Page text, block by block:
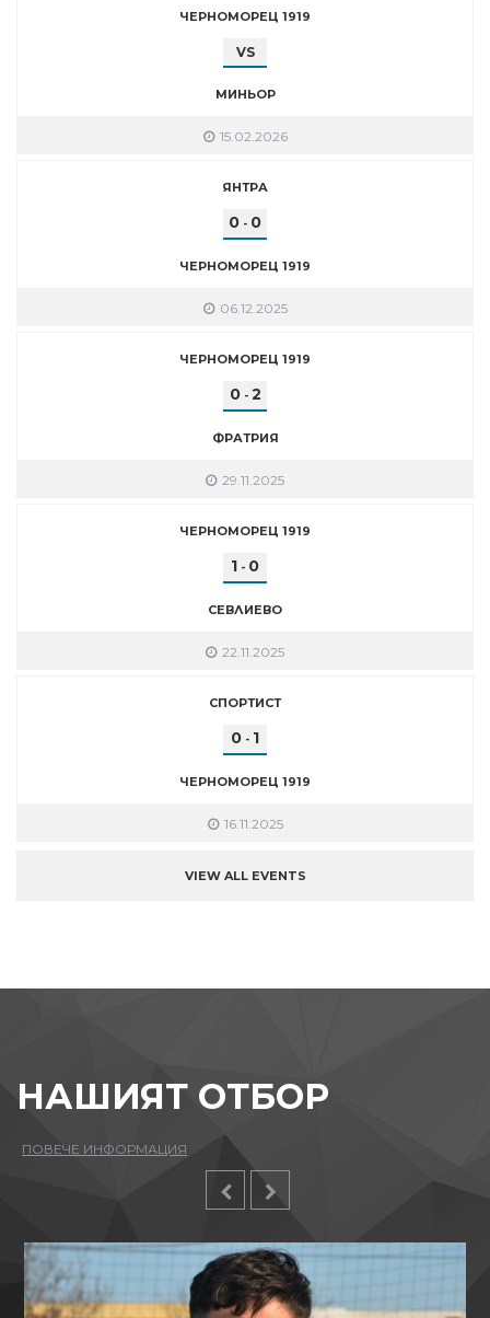
ЧЕРНОМОРЕЦ 1919
VS
МИНЬОР
15.02.2026
ЯНТРА
0 - 0
ЧЕРНОМОРЕЦ 1919
06.12.2025
ЧЕРНОМОРЕЦ 1919
0- 2
ФРАТРИЯ
29.11.2025
ЧЕРНОМОРЕЦ 1919
1 - 0
СЕВЛИЕВО
22.11.2025
СПОРТИСТ
0 - 1
ЧЕРНОМОРЕЦ 1919
16.11.2025
VIEW ALL EVENTS
НАШИЯТ ОТБОР
ПОВЕЧЕ ИНФОРМАЦИЯ